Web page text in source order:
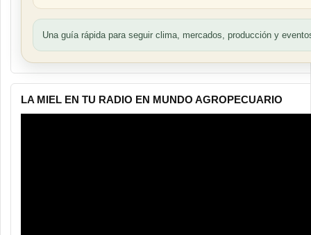
Una guía rápida para seguir clima, mercados, producción y
LA MIEL EN TU RADIO EN MUNDO AGROPECUARIO